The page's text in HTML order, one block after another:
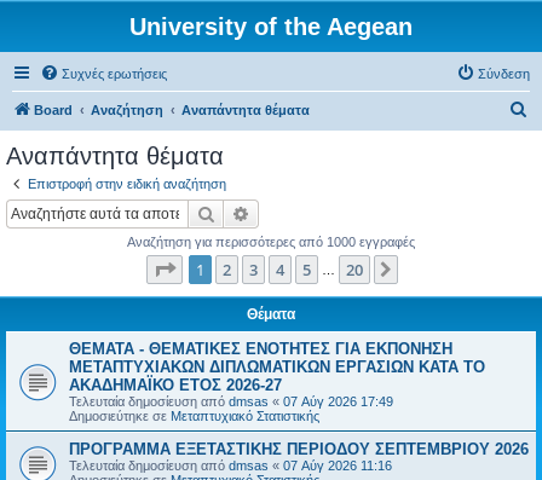
University of the Aegean
Συχνές ερωτήσεις Σύνδεση
Board Αναζήτηση Αναπάντητα θέματα
Αναπάντητα θέματα
Επιστροφή στην ειδική αναζήτηση
Αναζήτηση
Αναζήτηση για περισσότερες από 1000 εγγραφές
Σελίδα από20
1 2 3 4 5 20
Θέματα
ΘΕΜΑΤΑ - ΘΕΜΑΤΙΚΕΣ ΕΝΟΤΗΤΕΣ ΓΙΑ ΕΚΠΟΝΗΣΗ
ΜΕΤΑΠΤΥΧΙΑΚΩΝ ΔΙΠΛΩΜΑΤΙΚΩΝ ΕΡΓΑΣΙΩΝ ΚΑΤΑ ΤΟ
ΑΚΑΔΗΜΑΪΚΟ ΕΤΟΣ 2026-27
Τελευταία δημοσίευση από dmsas « 07 Αύγ 2026 17:49
Δημοσιεύτηκε σε Μεταπτυχιακό Στατιστικής
ΠΡΟΓΡΑΜΜΑ ΕΞΕΤΑΣΤΙΚΗΣ ΠΕΡΙΟΔΟΥ ΣΕΠΤΕΜΒΡΙΟΥ 2026
Τελευταία δημοσίευση από dmsas « 07 Αύγ 2026 11:16